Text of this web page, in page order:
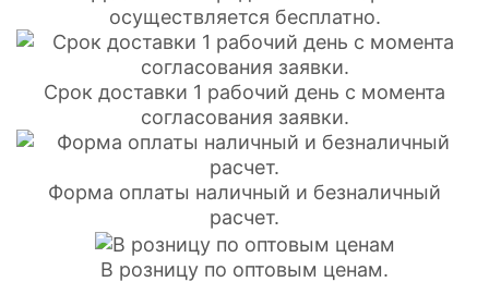
осуществляется бесплатно.
Срок доставки 1 рабочий день с момента
согласования заявки.
Форма оплаты наличный и безналичный
расчет.
В розницу по оптовым ценам.